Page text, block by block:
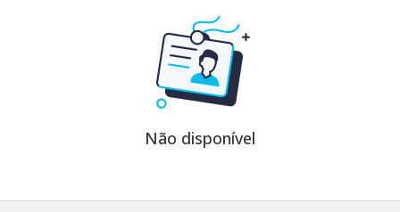
Não disponível